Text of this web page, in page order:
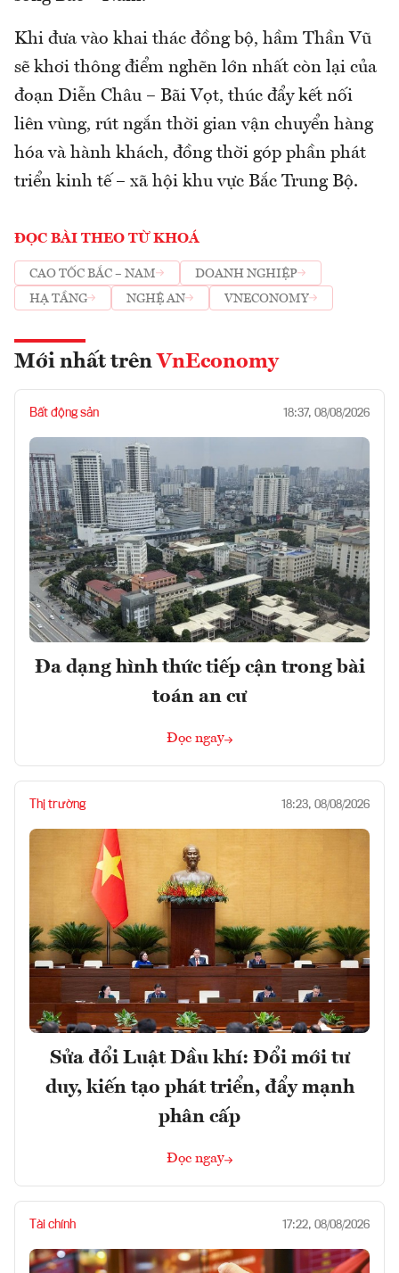
Khi đưa vào khai thác đồng bộ, hầm Thần Vũ
sẽ khơi thông điểm nghẽn lớn nhất còn lại của
đoạn Diễn Châu – Bãi Vọt, thúc đẩy kết nối
liên vùng, rút ngắn thời gian vận chuyển hàng
hóa và hành khách, đồng thời góp phần phát
triển kinh tế – xã hội khu vực Bắc Trung Bộ.
ĐỌC BÀI THEO TỪ KHOÁ
CAO TỐC BẮC – NAM
DOANH NGHIỆP
HẠ TẦNG
NGHỆ AN VNECONOMY
Mới nhất trên VnEconomy
Bất động sản 18:37, 08/08/2026
Đa dạng hình thức tiếp cận trong bài
toán an cư
Đọc ngay
Thị trường 18:23, 08/08/2026
Sửa đổi Luật Dầu khí: Đổi mới tư
duy, kiến tạo phát triển, đẩy mạnh
phân cấp
Đọc ngay
Tài chính 17:22, 08/08/2026